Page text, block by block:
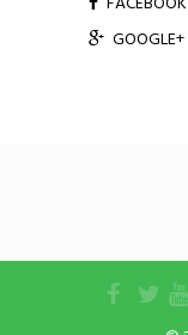
GOOGLE+